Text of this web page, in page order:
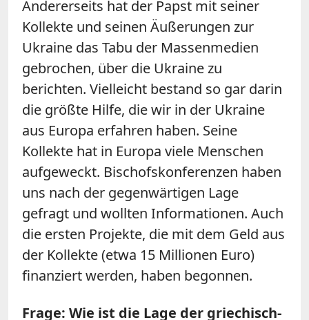
Andererseits hat der Papst mit seiner
Kollekte und seinen Äußerungen zur
Ukraine das Tabu der Massenmedien
gebrochen, über die Ukraine zu
berichten. Vielleicht bestand so gar darin
die größte Hilfe, die wir in der Ukraine
aus Europa erfahren haben. Seine
Kollekte hat in Europa viele Menschen
aufgeweckt. Bischofskonferenzen haben
uns nach der gegenwärtigen Lage
gefragt und wollten Informationen. Auch
die ersten Projekte, die mit dem Geld aus
der Kollekte (etwa 15 Millionen Euro)
finanziert werden, haben begonnen.
Frage: Wie ist die Lage der griechisch-